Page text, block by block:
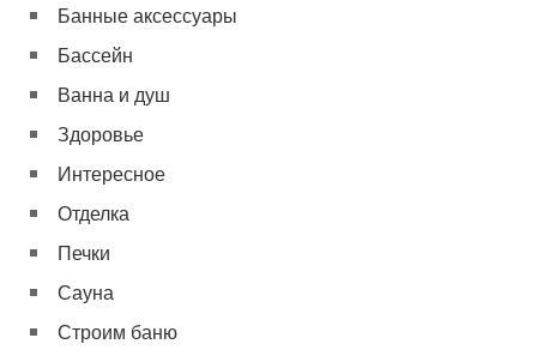
Банные аксессуары
Бассейн
Ванна и душ
Здоровье
Интересное
Отделка
Печки
Сауна
Строим баню